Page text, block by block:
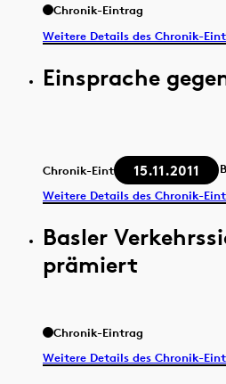
Chronik-Eintrag
Weitere Details des Chronik-
Einsprache
Chronik-Eintrag 15.11.2011
Weitere Details des Chronik-
Basler
prämiert
Chronik-Eintrag
Weitere Details des Chronik-